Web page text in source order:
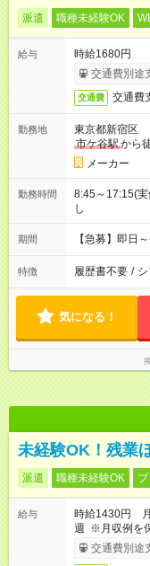
派遣 職種未経験OK
給与
時給1680円
交通費別途
交通費 交通費
勤務地
東京都新宿区
市ケ谷駅から
メーカー
勤務時間
8:45～17:15(
し
期間 【急募】即日
特徴 履歴書不要 /
気になる！
未経験OK！残業
派遣 職種未経験OK
給与
時給1430円
週 ※月収例を
交通費別途